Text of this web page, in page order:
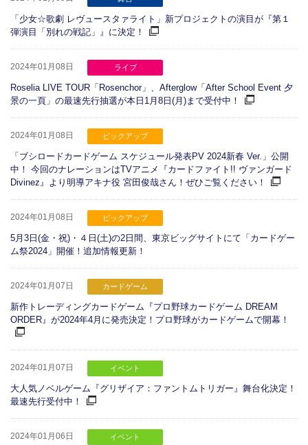
「少女☆歌劇 レヴュースタァライト」新プロジェクトの演目が『第１
弾演目「別れの戦記」』に決定！
2024年01月08日 ライブ
Roselia LIVE TOUR「Rosenchor」、Afterglow「After School Event 夕
景の一頁」の最速先行抽選が本日1月8日(月)まで受付中！
2024年01月08日 ピックアップ
「ブシロードカードゲーム スケジュール発表PV 2024新春 Ver.」公開
中！ 今回のナレーションはTVアニメ『カードファイト!! ヴァンガード
Divinez』より明導アキナ役 宮田俊哉さん！ぜひご覧ください！
2024年01月08日 ピックアップ
5月3日(金・祝)・４日(土)の2日間、東京ビッグサイトにて「カードゲー
ム祭2024」開催！追加情報更新！
2024年01月07日 カードゲーム
新作トレーディングカードゲーム『プロ野球カードゲーム DREAM
ORDER』が2024年4月に発売決定！プロ野球がカードゲームで開幕！
2024年01月07日 イベント
大人気ノベルゲーム『グリザイア：ファントムトリガー』舞台化決定！
最速先行受付中！
2024年01月06日 イベント